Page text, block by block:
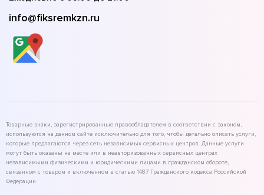
info@fiksremkzn.ru
Товарные знаки, зарегистрированные правообладателем в соответствии с законом,
используются на данном сайте исключительно для того, чтобы детально описать услуги,
которые предлагаются через сеть независимых сервисных центров. Данные услуги
могут быть оказаны на месте или в неавторизованных сервисных центрах
независимыми физическими и юридическими лицами в гражданском обороте,
связанном с товаром и включенном в статью 1487 Гражданского кодекса Российской
Федерации.